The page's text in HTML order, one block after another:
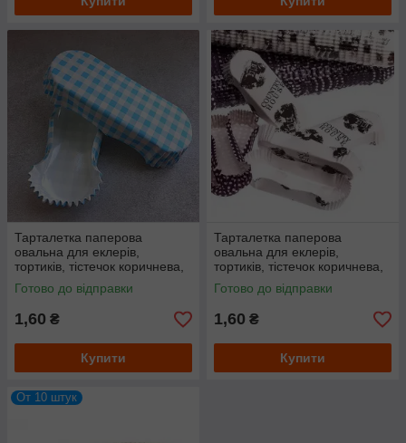
Тарталетка паперова
овальна для еклерів,
тортиків, тістечок коричнева,
145 мм х 50 мм. висота 24
мм Синя клітинка
Готово до відправки
1,60 ₴
Купити
Тарталетка паперова
овальна для еклерів,
тортиків, тістечок коричнева,
145 мм х 50 мм. висота 24
мм
Готово до відправки
1,60 ₴
Купити
От 10 штук